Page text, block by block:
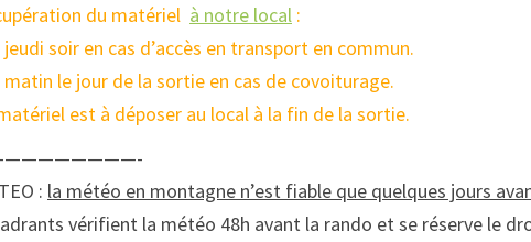
du matériel à notre local :
jeudi soir en cas d’accès en transport en commun.
matin le jour de la sortie en cas de covoiturage.
est à déposer au local à la fin de la sortie.
: la météo en montagne n’est fiable que quelques jours
vérifient la météo 48h avant la rando et se réserve le